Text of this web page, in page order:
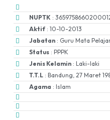
NUPTK :
Aktif : 10-10-2013
Jabatan : Guru Mata
Status : PPPK
Jenis Kelamin : Laki-laki
T.T.L : Bandung, 27 Maret
Agama : Islam